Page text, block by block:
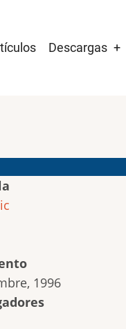
Descargas
1996